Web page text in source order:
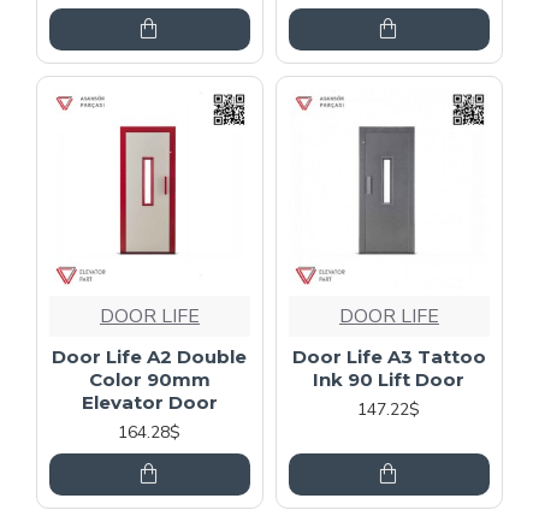
DOOR LIFE
Door Life A2 Double
Color 90mm
Elevator Door
164.28$
DOOR LIFE
Door Life A3 Tattoo
Ink 90 Lift Door
147.22$